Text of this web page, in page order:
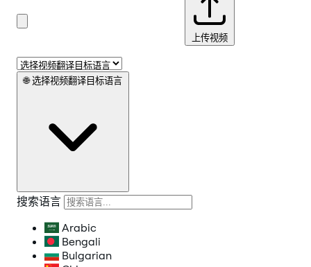
上传视频
🌐 选择视频翻译目标语言
搜索语言
Arabic
Bengali
Bulgarian